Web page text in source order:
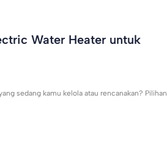
Water Heater untuk
sedang kamu kelola atau rencanakan? Pilihan